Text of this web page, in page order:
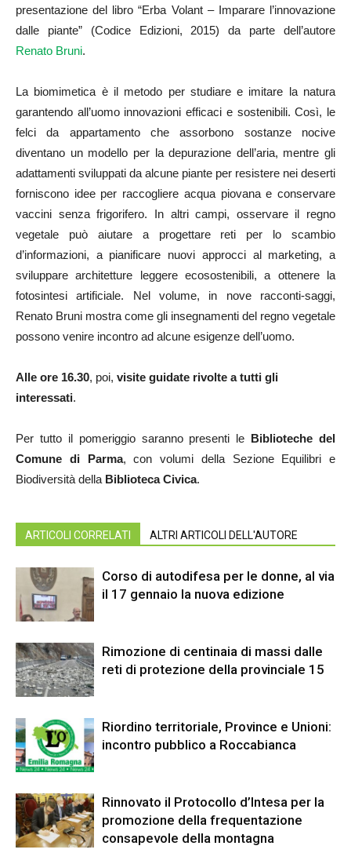
presentazione del libro “Erba Volant – Imparare l’innovazione
dalle piante” (Codice Edizioni, 2015) da parte dell’autore
Renato Bruni.
La biomimetica è il metodo per studiare e imitare la natura
garantendo all’uomo innovazioni efficaci e sostenibili. Così, le
felci da appartamento che assorbono sostanze nocive
diventano un modello per la depurazione dell’aria, mentre gli
adattamenti sviluppati da alcune piante per resistere nei deserti
forniscono idee per raccogliere acqua piovana e conservare
vaccini senza frigorifero. In altri campi, osservare il regno
vegetale può aiutare a progettare reti per lo scambio
d’informazioni, a pianificare nuovi approcci al marketing, a
sviluppare architetture leggere ecosostenibili, a ottenere la
fotosintesi artificiale. Nel volume, in nove racconti-saggi,
Renato Bruni mostra come gli insegnamenti del regno vegetale
possono venire incontro ad alcune esigenze dell’uomo.
Alle ore 16.30, poi, visite guidate rivolte a tutti gli
interessati.
Per tutto il pomeriggio saranno presenti le Biblioteche del
Comune di Parma, con volumi della Sezione Equilibri e
Biodiversità della Biblioteca Civica.
ARTICOLI CORRELATI ALTRI ARTICOLI DELL'AUTORE
Corso di autodifesa per le donne, al via
il 17 gennaio la nuova edizione
Rimozione di centinaia di massi dalle
reti di protezione della provinciale 15
Riordino territoriale, Province e Unioni:
incontro pubblico a Roccabianca
Rinnovato il Protocollo d’Intesa per la
promozione della frequentazione
consapevole della montagna